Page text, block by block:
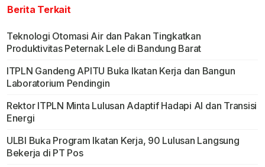
Berita Terkait
Teknologi Otomasi Air dan Pakan Tingkatkan
Produktivitas Peternak Lele di Bandung Barat
ITPLN Gandeng APITU Buka Ikatan Kerja dan Bangun
Laboratorium Pendingin
Rektor ITPLN Minta Lulusan Adaptif Hadapi AI dan Transisi
Energi
ULBI Buka Program Ikatan Kerja, 90 Lulusan Langsung
Bekerja di PT Pos